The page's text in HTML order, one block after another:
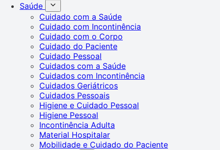
Saúde
Cuidado com a Saúde
Cuidado com Incontinência
Cuidado com o Corpo
Cuidado do Paciente
Cuidado Pessoal
Cuidados com a Saúde
Cuidados com Incontinência
Cuidados Geriátricos
Cuidados Pessoais
Higiene e Cuidado Pessoal
Higiene Pessoal
Incontinência Adulta
Material Hospitalar
Mobilidade e Cuidado do Paciente